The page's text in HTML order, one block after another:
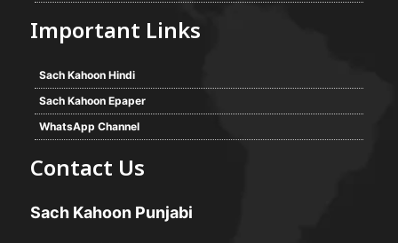
Important Links
Sach Kahoon Hindi
Sach Kahoon Epaper
WhatsApp Channel
Contact Us
Sach Kahoon Punjabi